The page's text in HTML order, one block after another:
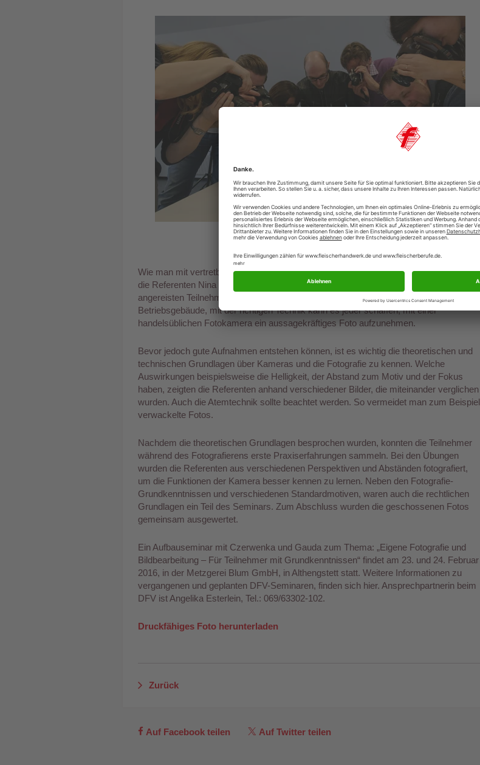
DFV Seminar „Eigene Fotografie“ in Calw
Wie man mit vertretbarem Aufwand selbst passende Bilder erstellen kann, vermittelten
die Referenten Nina Czerwenka und Manuel Gauda den aus ganz Deutschland
angereisten Teilnehmern. Ob Produkte, die eigenen Mitarbeiter oder das
Betriebsgebäude, mit der richtigen Technik kann es jeder schaffen, mit einer
handelsüblichen Fotokamera ein aussagekräftiges Foto aufzunehmen.
Bevor jedoch gute Aufnahmen entstehen können, ist es wichtig die theoretischen und
technischen Grundlagen über Kameras und die Fotografie zu kennen. Welche
Auswirkungen beispielsweise die Helligkeit, der Abstand zum Motiv und der Fokus
haben, zeigten die Referenten anhand verschiedener Bilder, die miteinander verglichen
wurden. Auch die Atemtechnik sollte beachtet werden. So vermeidet man zum Beispiel
verwackelte Fotos.
Nachdem die theoretischen Grundlagen besprochen wurden, konnten die Teilnehmer
während des Fotografierens erste Praxiserfahrungen sammeln. Bei den Übungen
wurden die Referenten aus verschiedenen Perspektiven und Abständen fotografiert,
um die Funktionen der Kamera besser kennen zu lernen. Neben den Fotografie-
Grundkenntnissen und verschiedenen Standardmotiven, waren auch die rechtlichen
Grundlagen ein Teil des Seminars. Zum Abschluss wurden die geschossenen Fotos
gemeinsam ausgewertet.
Ein Aufbauseminar mit Czerwenka und Gauda zum Thema: „Eigene Fotografie und
Bildbearbeitung – Für Teilnehmer mit Grundkenntnissen“ findet am 23. und 24. Februar
2016, in der Metzgerei Blum GmbH, in Althengstett statt. Weitere Informationen zu
vergangenen und geplanten DFV-Seminaren, finden sich hier. Ansprechpartnerin beim
DFV ist Angelika Esterlein, Tel.: 069/63302-102.
Druckfähiges Foto herunterladen
Zurück
Auf Facebook teilen Auf Twitter teilen